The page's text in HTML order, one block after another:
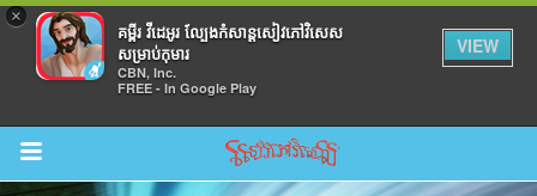
×
គម្ពីរ វីដេអូរ ល្បែងកំសាន្តសៀវភៅវិសេស
សម្រាប់កុមារ
CBN, Inc.
FREE - In Google Play
VIEW
Return to Content